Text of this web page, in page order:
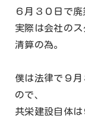
６月３０日で廃
実際は会社のス
清算の為。
僕は法律で９
ので、
共栄建設自体は